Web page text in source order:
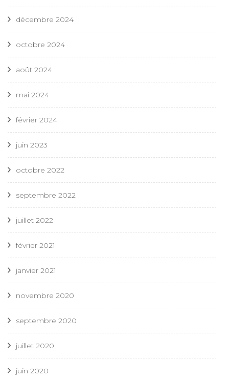
décembre 2024
octobre 2024
août 2024
mai 2024
février 2024
juin 2023
octobre 2022
septembre 2022
juillet 2022
février 2021
janvier 2021
novembre 2020
septembre 2020
juillet 2020
juin 2020